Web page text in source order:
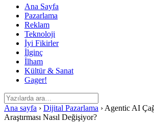
Ana Sayfa
Pazarlama
Reklam
Teknoloji
İyi Fikirler
İlginç
İlham
Kültür & Sanat
Gager!
Ana sayfa › Dijital Pazarlama › Agentic AI
Araştırması Nasıl Değişiyor?